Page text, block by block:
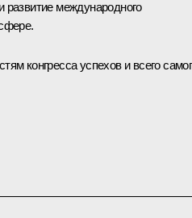
развитие международного
конгресса успехов и всего